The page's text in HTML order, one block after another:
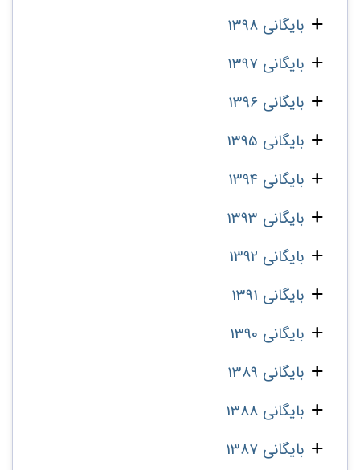
بایگانی 1398
بایگانی 1397
بایگانی 1396
بایگانی 1395
بایگانی 1394
بایگانی 1393
بایگانی 1392
بایگانی 1391
بایگانی 1390
بایگانی 1389
بایگانی 1388
بایگانی 1387